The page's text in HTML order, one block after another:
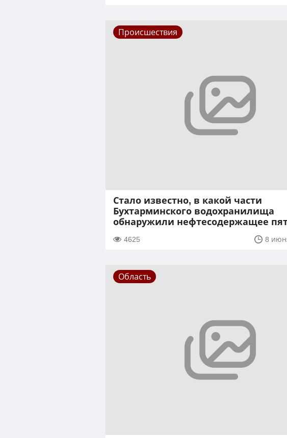
Происшествия
Стало известно, в какой части
Бухтарминского водохранилища
обнаружили нефтесодержащее
4625 8
Область